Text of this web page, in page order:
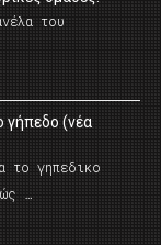
του
γήπεδο (νέα
το γηπεδικο
…